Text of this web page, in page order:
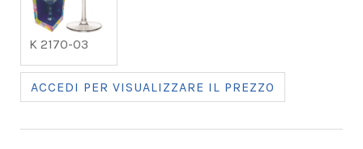
K 2170-03
ACCEDI PER VISUALIZZARE IL PREZZO